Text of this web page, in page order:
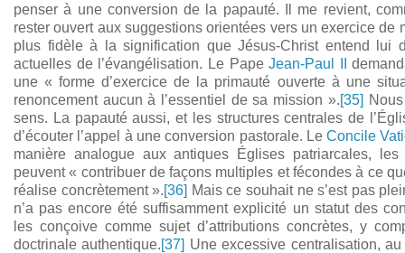
penser à une conversion de la papauté. Il me revient,
rester ouvert aux suggestions orientées vers un exercice de
plus fidèle à la signification que Jésus-Christ entend lui
actuelles de l’évangélisation. Le PapeJean-Paul II
une « forme d’exercice de la primauté ouverte à une
renoncement aucun à l’essentiel de sa mission ».[35]
sens. La papauté aussi, et les structures centrales de
d’écouter l’appel à une conversion pastorale. LeConcile
manière analogue aux antiques Églises patriarcales, les
peuvent « contribuer de façons multiples et fécondes à ce
réalise concrètement ».[36] Mais ce souhait ne s’est pas
n’a pas encore été suffisamment explicité un statut des
les conçoive comme sujet d’attributions concrètes, y
doctrinale authentique.[37] Une excessive centralisation,